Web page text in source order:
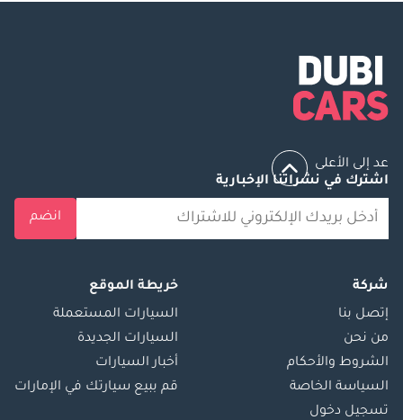
عد إلى الأعلى
اشترك في نشراتنا الإخبارية
انضم
شركة
إتصل بنا
من نحن
الشروط والأحكام
السياسة الخاصة
تسجيل دخول
خريطة الموقع
السيارات المستعملة
السيارات الجديدة
أخبار السيارات
قم ببيع سيارتك في الإمارات